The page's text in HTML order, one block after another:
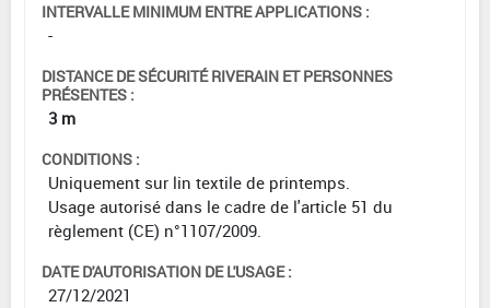
INTERVALLE MINIMUM ENTRE APPLICATIONS :
-
DISTANCE DE SÉCURITÉ RIVERAIN ET PERSONNES
PRÉSENTES :
3 m
CONDITIONS :
Uniquement sur lin textile de printemps.
Usage autorisé dans le cadre de l'article 51 du
règlement (CE) n°1107/2009.
DATE D'AUTORISATION DE L'USAGE :
27/12/2021